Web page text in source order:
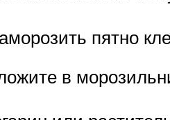
пятно
в